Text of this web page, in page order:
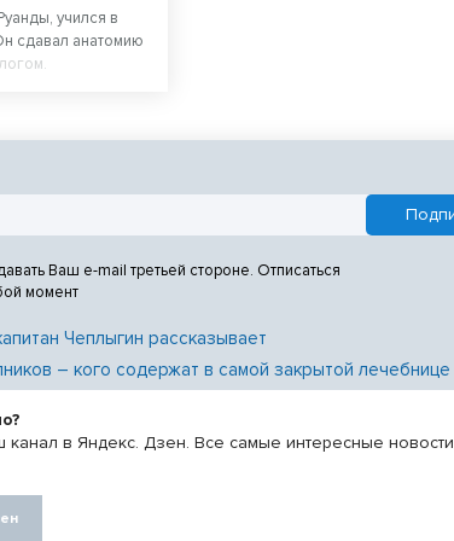
учился в
сдавал анатомию
Ваш e-mail третьей стороне. Отписаться
момент
Чеплыгин рассказывает
– кого содержат в самой закрытой
в Яндекс. Дзен. Все самые интересные новости